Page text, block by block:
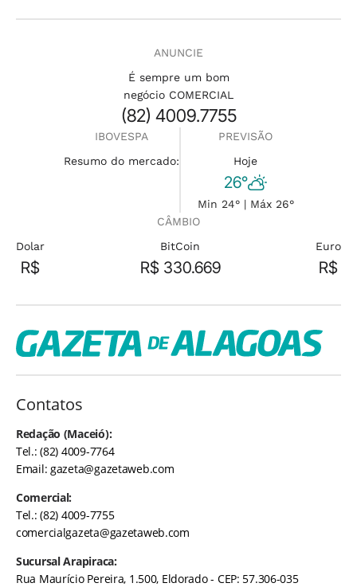
ANUNCIE
É sempre um bom
negócio COMERCIAL
(82) 4009.7755
IBOVESPA
Resumo do mercado:
PREVISÃO
Hoje
26°
Min 24° | Máx 26°
CÂMBIO
Dolar
R$
BitCoin
R$ 330.669
Euro
R$
Contatos
Redação (Maceió):
Tel.: (82) 4009-7764
Email:gazeta@gazetaweb.com
Comercial:
Tel.: (82) 4009-7755
comercialgazeta@gazetaweb.com
Sucursal Arapiraca:
Rua Maurício Pereira, 1.500, Eldorado - CEP: 57.306-035